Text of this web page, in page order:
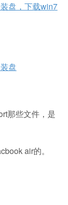
盘，下载win7
盘
那些文件，是
air的。